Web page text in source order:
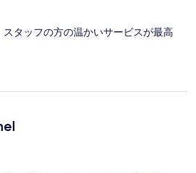
タッフの方の温かいサービスが最高